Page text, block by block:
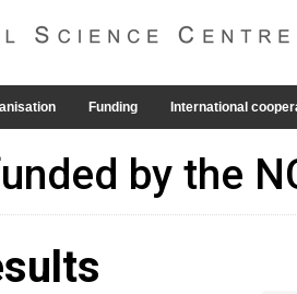
Funding International
by the